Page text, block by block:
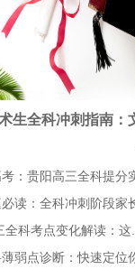
：贵阳高三全科提分
读：全科冲刺阶段家
科考点变化解读：这...
弱点诊断：快速定位